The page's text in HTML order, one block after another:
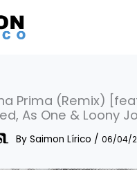
Prima (Remix)
As One & Loony
By Saimon Lírico / 06/04/